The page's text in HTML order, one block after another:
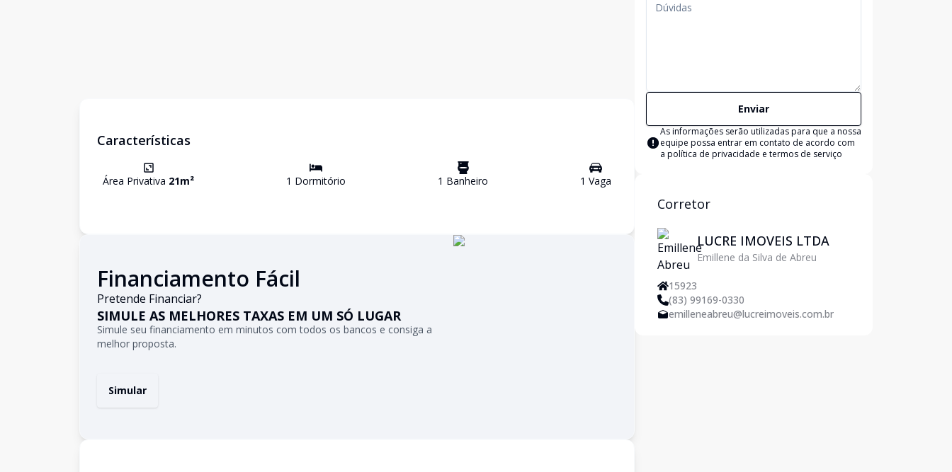
Características
Área Privativa 21m² 1 Dormitório 1 Banheiro 1 Vaga
Financiamento Fácil
Pretende Financiar?
SIMULE AS MELHORES TAXAS EM UM SÓ LUGAR
Simule seu financiamento em minutos com todos os bancos e consiga a
melhor proposta.
Simular
Enviar
As informações serão utilizadas para que a nossa
equipe possa entrar em contato de acordo com
a política de privacidade e termos de serviço
Corretor
LUCRE IMOVEIS LTDA
Emillene da Silva de Abreu
15923
(83) 99169-0330
emilleneabreu@lucreimoveis.com.br